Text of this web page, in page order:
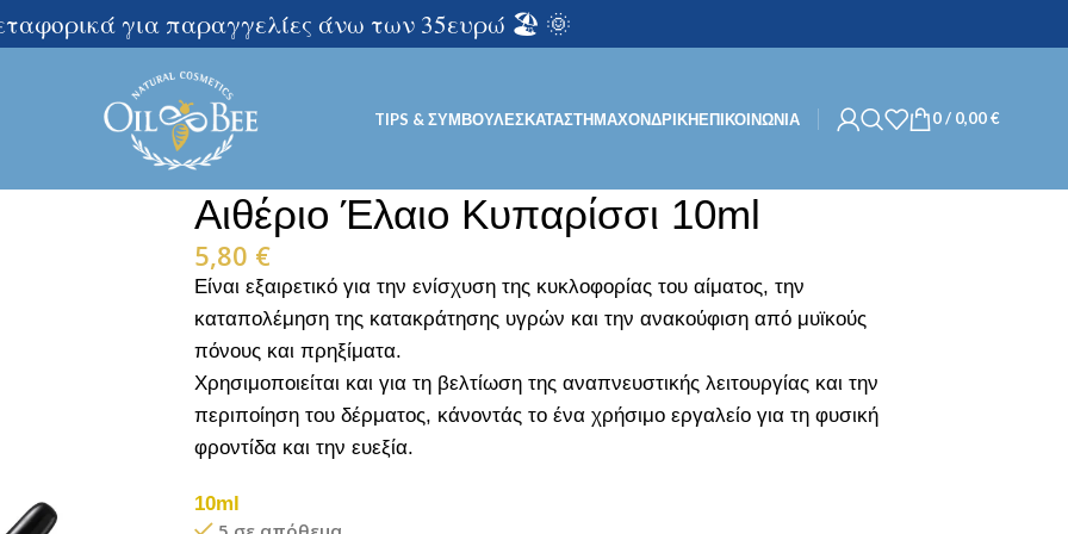
για παραγγελίες άνω των 35ευρώ 🏖️ 🌞
TIPS & ΣΥΜΒΟΥΛΈΣΚΑΤΑΣΤΗΜΑΧΟΝΔΡΙΚΉΕΠΙΚΟΙΝΩΝΙΑ 0/ 0,00€
Αιθέριο Έλαιο Κυπαρίσσι 10ml
5,80 €
Είναι εξαιρετικό για την ενίσχυση της κυκλοφορίας του αίματος, την
καταπολέμηση της κατακράτησης υγρών και την ανακούφιση από μυϊκούς
πόνους και πρηξίματα.
Χρησιμοποιείται και για τη βελτίωση της αναπνευστικής λειτουργίας και την
περιποίηση του δέρματος, κάνοντάς το ένα χρήσιμο εργαλείο για τη φυσική
φροντίδα και την ευεξία.
10ml